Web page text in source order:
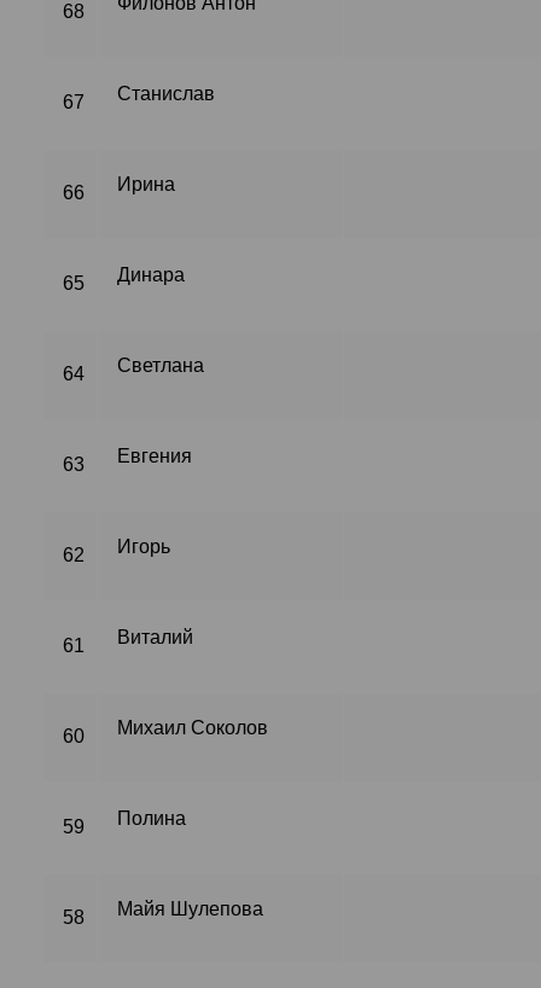
68
67 Станислав
66 Ирина
65 Динара
64 Светлана
63 Евгения
62 Игорь
61 Виталий
60 Михаил Соколов
59 Полина
58 Майя Шулепова